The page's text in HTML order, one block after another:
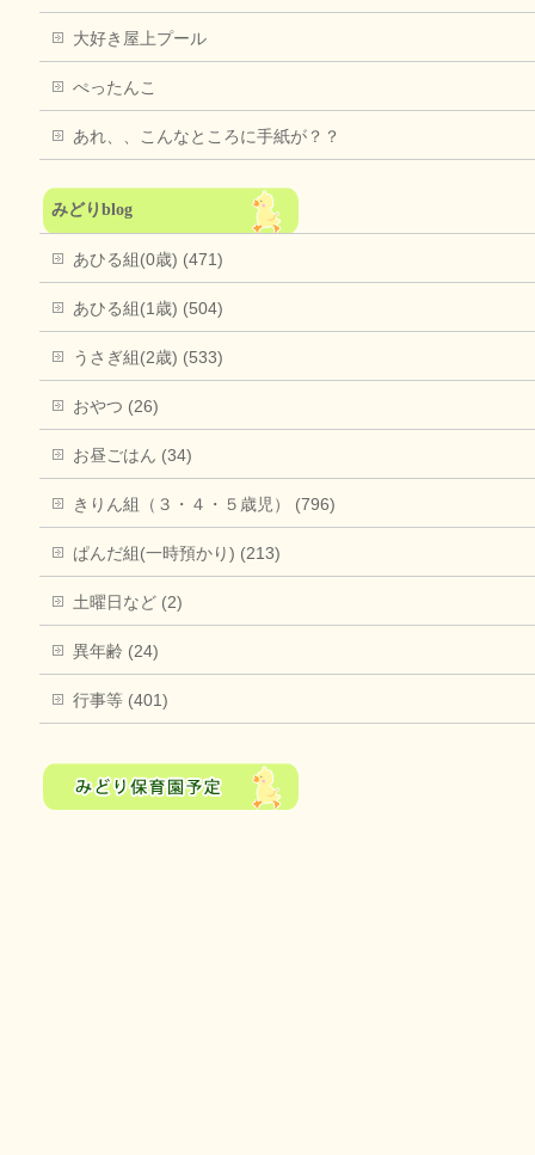
大好き屋上プール
ぺったんこ
あれ、、こんなところに手紙が？？
みどりblog
あひる組(0歳) (471)
あひる組(1歳) (504)
うさぎ組(2歳) (533)
おやつ (26)
お昼ごはん (34)
きりん組（３・４・５歳児） (796)
ぱんだ組(一時預かり) (213)
土曜日など (2)
異年齢 (24)
行事等 (401)